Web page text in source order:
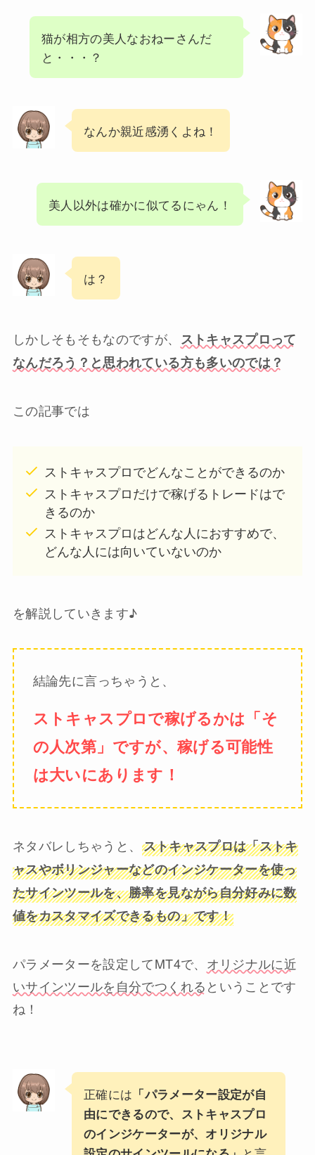
猫が相方の美人なおねーさんだ
と・・・？
なんか親近感湧くよね！
美人以外は確かに似てるにゃん！
は？
しかしそもそもなのですが、 ストキャスプロって
なんだろう？と思われている方も多いのでは？
この記事では
ストキャスプロでどんなことができるのか
ストキャスプロだけで稼げるトレードはで
きるのか
ストキャスプロはどんな人におすすめで、
どんな人には向いていないのか
を解説していきます♪
結論先に言っちゃうと、
ストキャスプロで稼げるかは「そ
の人次第」ですが、稼げる可能性
は大いにあります！
ネタバレしちゃうと、 ストキャスプロは「ストキ
ャスやボリンジャーなどのインジケーターを使っ
たサインツールを、勝率を見ながら自分好みに数
値をカスタマイズできるもの」です！
パラメーターを設定してMT4で、 オリジナルに近
いサインツールを自分でつくれるということです
ね！
正確には 「パラメーター設定が自
由にできるので、ストキャスプロ
のインジケーターが、オリジナル